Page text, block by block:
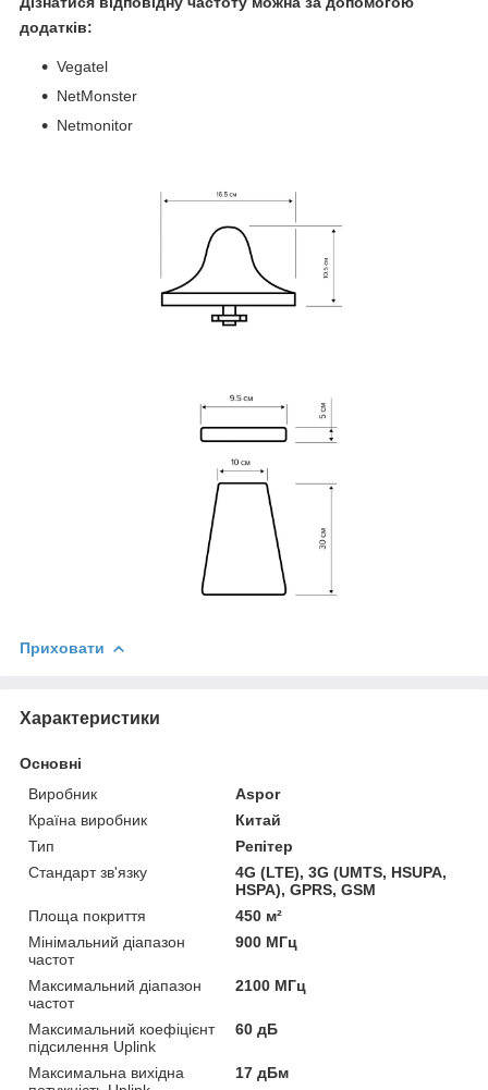
додатків:
Vegatel
NetMonster
Netmonitor
Приховати
Характеристики
Основні
Виробник
Aspor
Країна виробник
Китай
Тип
Репітер
Стандарт зв'язку
4G (LTE), 3G (UMTS, HSUPA,
HSPA), GPRS, GSM
Площа покриття
450 м²
Мінімальний діапазон
частот
900 МГц
Максимальний діапазон
частот
2100 МГц
Максимальний коефіцієнт
підсилення Uplink
60 дБ
Максимальна вихідна
17 дБм